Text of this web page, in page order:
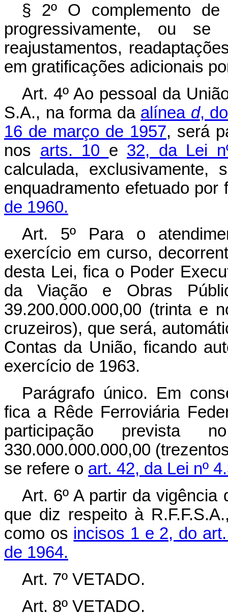
§ 2º O complemento
progressivamente, ou
reajustamentos,
em gratificações adicionais
Art. 4º Ao pessoal da
S.A., na forma da alínea d,
16 de março de 1957, será
nos arts. 10 e 32, da Lei
calculada,
enquadramento efetuado
de 1960.
Art. 5º Para o
exercício em curso,
desta Lei, fica o Poder
da Viação e Obras
39.200.000.000,00 (trinta e
cruzeiros), que será,
Contas da União, ficando
exercício de 1963.
Parágrafo único. Em
fica a Rêde Ferroviária
participação prevista
330.000.000.000,00
se refere o art. 42, da Lei nº
Art. 6º A partir da
que diz respeito à
como os incisos 1 e 2, do
de 1964.
Art. 7º VETADO.
Art. 8º VETADO.